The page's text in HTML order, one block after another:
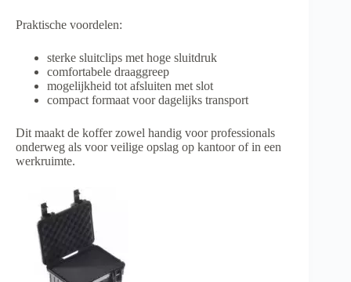
Praktische voordelen:
sterke sluitclips met hoge sluitdruk
comfortabele draaggreep
mogelijkheid tot afsluiten met slot
compact formaat voor dagelijks transport
Dit maakt de koffer zowel handig voor professionals
onderweg als voor veilige opslag op kantoor of in een
werkruimte.